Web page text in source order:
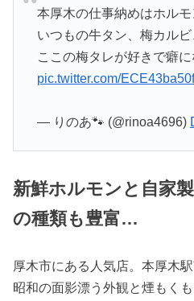
本厚木の仕事納めはホルモ
いつもの牛タン、梅カル
ここの梅タレが好きで癖
pic.twitter.com/ECE43ba50f
— りのあ🐾 (@rinoa4696)
新鮮ホルモンと自家
の種類も豊富…
厚木市にある人気店。本厚木
昭和の面影漂う外観と煙もく